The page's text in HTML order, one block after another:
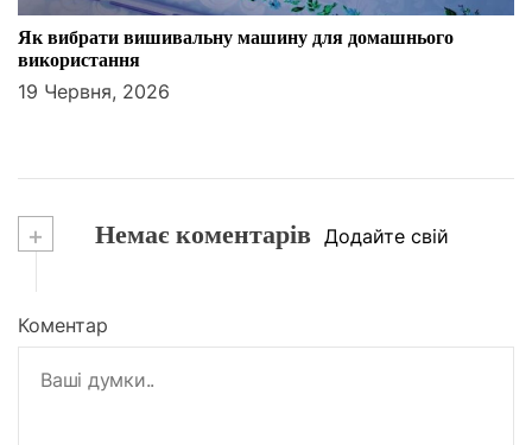
Як вибрати вишивальну машину для домашнього
використання
19 Червня, 2026
+ Немає коментарів Додайте свій
Коментар